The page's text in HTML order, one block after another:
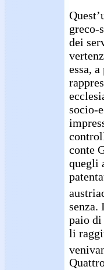
greco-
dei
essa,
socio-
conte
quegli
senza.
paio di
li